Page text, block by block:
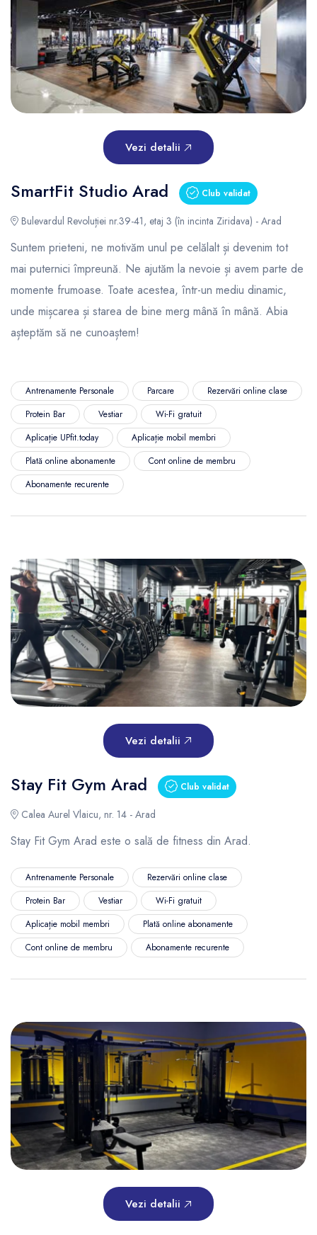
Vezi detalii
SmartFit Studio Arad Club validat
Bulevardul Revoluției nr.39-41, etaj 3 (în incinta Ziridava) - Arad
Suntem prieteni, ne motivăm unul pe celălalt și devenim tot
mai puternici împreună. Ne ajutăm la nevoie și avem parte de
momente frumoase. Toate acestea, într-un mediu dinamic,
unde mișcarea și starea de bine merg mână în mână. Abia
așteptăm să ne cunoaștem!
Antrenamente Personale Parcare
Rezervări online clase
Protein Bar
Vestiar
Wi-Fi gratuit
Aplicație UPfit.today
Aplicație mobil membri
Plată online abonamente
Cont online de membru
Abonamente recurente
Vezi detalii
Stay Fit Gym Arad Club validat
Calea Aurel Vlaicu, nr. 14 - Arad
Stay Fit Gym Arad este o sală de fitness din Arad.
Antrenamente Personale
Rezervări online clase
Protein Bar
Vestiar
Wi-Fi gratuit
Aplicație mobil membri
Plată online abonamente
Cont online de membru
Abonamente recurente
Vezi detalii